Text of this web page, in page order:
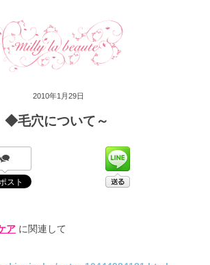
2010年1月29日
◆毛穴について～
ア に関連して